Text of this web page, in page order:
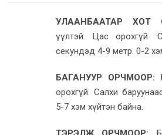
УЛААНБААТАР ХОТ
үүлтэй. Цас орохгүй.
секундэд 4-9 метр. 0-2
БАГАНУУР ОРЧМООР:
орохгүй. Салхи
5-7 хэм хүйтэн байна.